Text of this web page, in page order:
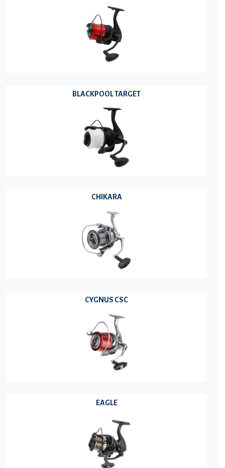
BLACKPOOL TARGET
CHIKARA
CYGNUS CSC
EAGLE